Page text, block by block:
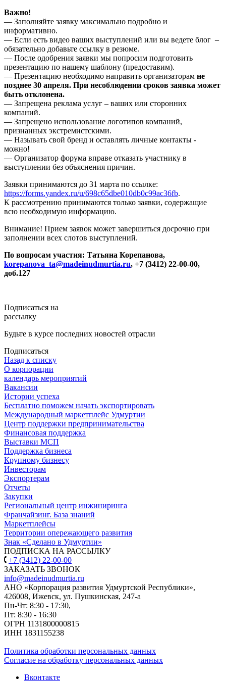
Важно!
— Заполняйте заявку максимально подробно и
информативно.
— Если есть видео ваших выступлений или вы ведете блог –
обязательно добавьте ссылку в резюме.
— После одобрения заявки мы попросим подготовить
презентацию по нашему шаблону (предоставим).
— Презентацию необходимо направить организаторам не
позднее 30 апреля. При несоблюдении сроков заявка может
быть отклонена.
— Запрещена реклама услуг – ваших или сторонних
компаний.
— Запрещено использование логотипов компаний,
признанных экстремистскими.
— Называть свой бренд и оставлять личные контакты -
можно!
— Организатор форума вправе отказать участнику в
выступлении без объяснения причин.
Заявки принимаются до 31 марта по ссылке:
https://forms.yandex.ru/u/698c65dbe010db0c99ac36fb.
К рассмотрению принимаются только заявки, содержащие
всю необходимую информацию.
Внимание! Прием заявок может завершиться досрочно при
заполнении всех слотов выступлений.
По вопросам участия: Татьяна Корепанова,
korepanova_ta@madeinudmurtia.ru, +7 (3412) 22-00-00,
доб.127
Подписаться на
рассылку
Будьте в курсе последних новостей отрасли
Подписаться
Назад к списку
О корпорации
календарь мероприятий
Вакансии
Истории успеха
Бесплатно поможем начать экспортировать
Международный маркетплейс Удмуртии
Центр поддержки предпринимательства
Финансовая поддержка
Выставки МСП
Поддержка бизнеса
Крупному бизнесу
Инвесторам
Экспортерам
Отчеты
Закупки
Региональный центр инжиниринга
Франчайзинг. База знаний
Маркетплейсы
Территории опережающего развития
Знак «Сделано в Удмуртии»
ПОДПИСКА НА РАССЫЛКУ
+7 (3412) 22-00-00
ЗАКАЗАТЬ ЗВОНОК
info@madeinudmurtia.ru
АНО «Корпорация развития Удмуртской Республики»,
426008, Ижевск, ул. Пушкинская, 247-а
Пн-Чт: 8:30 - 17:30,
Пт: 8:30 - 16:30
ОГРН 1131800000815
ИНН 1831155238
Политика обработки персональных данных
Согласие на обработку персональных данных
Вконтакте